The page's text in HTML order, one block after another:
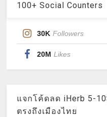
100+ Social Counters
30K Followers
20M Likes
แจกโค้ดลด iHerb 5-
ตรงถึงเมืองไทย